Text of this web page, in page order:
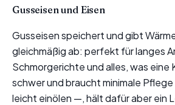
Gusseisen und Eisen
Gusseisen speichert und gibt
gleichmäßig ab: perfekt für langes
Schmorgerichte und alles, was eine
schwer und braucht minimale
leicht einölen —, hält dafür aber ein